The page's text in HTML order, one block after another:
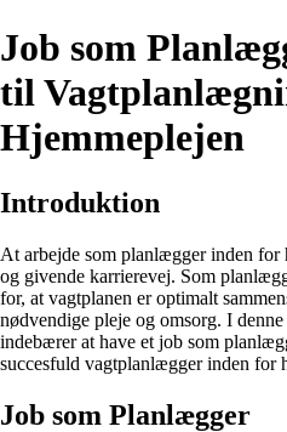
Job som
til
Hjemmeplejen
Introduktion
At arbejde som planlægger inden for
og givende karrierevej. Som
for, at vagtplanen er optimalt
nødvendige pleje og omsorg. I
indebærer at have et job som
succesfuld vagtplanlægger inden for
Job som Planlægger